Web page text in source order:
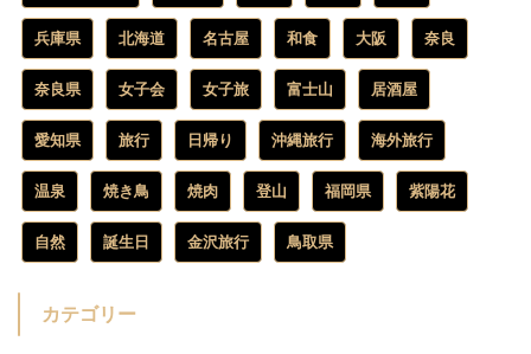
兵庫県 北海道 名古屋 和食 大阪 奈良
奈良県 女子会 女子旅 富士山 居酒屋
愛知県 旅行 日帰り 沖縄旅行 海外旅行
温泉 焼き鳥 焼肉 登山 福岡県 紫陽花
自然 誕生日 金沢旅行 鳥取県
カテゴリー